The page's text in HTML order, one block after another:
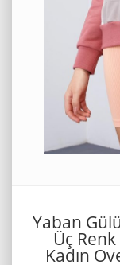
Yaban
Üç Renk
Kadın